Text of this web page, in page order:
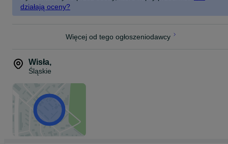
działają oceny?
Więcej od tego ogłoszeniodawcy
Wisła,
Śląskie